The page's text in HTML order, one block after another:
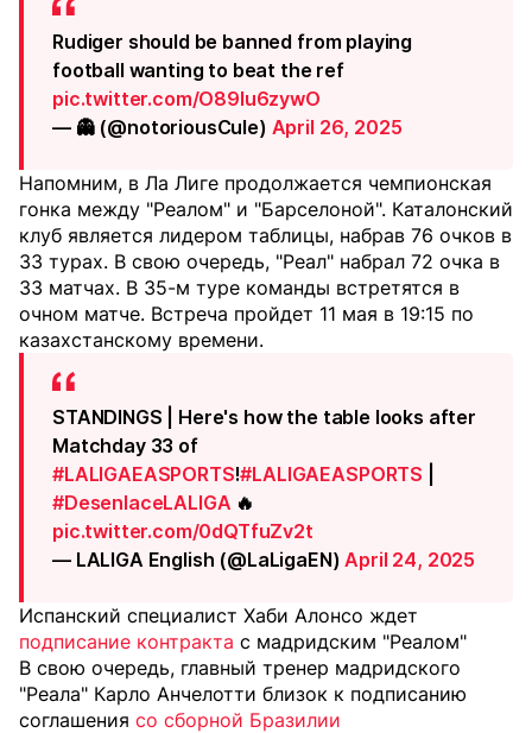
Rudiger should be banned from playing
football wanting to beat the ref
pic.twitter.com/O89Iu6zywO
— 👻 (@notoriousCule) April 26, 2025
Напомним, в Ла Лиге продолжается чемпионская
гонка между "Реалом" и "Барселоной". Каталонский
клуб является лидером таблицы, набрав 76 очков в
33 турах. В свою очередь, "Реал" набрал 72 очка в
33 матчах. В 35-м туре команды встретятся в
очном матче. Встреча пройдет 11 мая в 19:15 по
казахстанскому времени.
STANDINGS | Here's how the table looks after
Matchday 33 of
#LALIGAEASPORTS!#LALIGAEASPORTS
#DesenlaceLALIGA 🔥
pic.twitter.com/0dQTfuZv2t
— LALIGA English (@LaLigaEN)April 24, 2025
Испанский специалист Хаби Алонсо ждет
подписание контракта с мадридским "Реалом"
В свою очередь, главный тренер мадридского
"Реала" Карло Анчелотти близок к подписанию
соглашения со сборной Бразилии